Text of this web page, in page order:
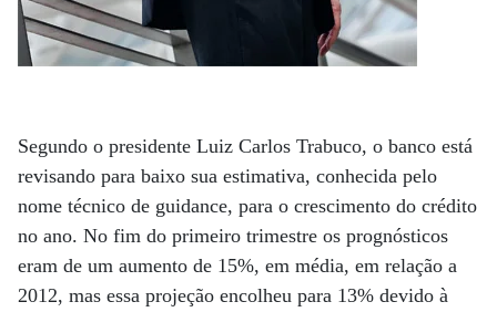
Segundo o presidente Luiz Carlos Trabuco, o banco está
revisando para baixo sua estimativa, conhecida pelo
nome técnico de guidance, para o crescimento do crédito
no ano. No fim do primeiro trimestre os prognósticos
eram de um aumento de 15%, em média, em relação a
2012, mas essa projeção encolheu para 13% devido à